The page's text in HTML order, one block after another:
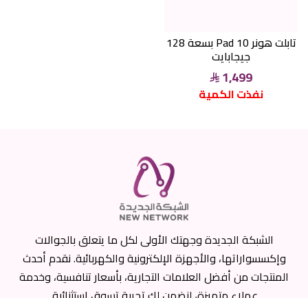
تابلت هونر Pad 10 بسعة 128
جيجابايت
1,499
نفذت الكمية
الشبكة الجديدة وجهتك الأولى لكل ما يتعلق بالجوالات
وإكسسواراتها، والأجهزة الإلكترونية والكهربائية. نقدم أحدث
المنتجات من أفضل العلامات التجارية، بأسعار تنافسية، وخدمة